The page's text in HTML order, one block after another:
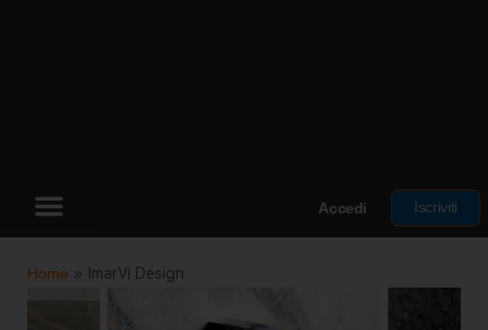
Accedi Iscriviti
Home » ImarVi Design